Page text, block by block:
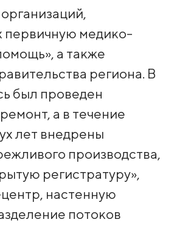
первичную медико-
а также
региона. В
был проведен
а в течение
лет внедрены
производства,
регистратуру»,
настенную
потоков